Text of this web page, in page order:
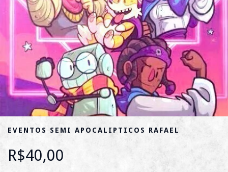
EVENTOS SEMI APOCALIPTICOS RAFAEL
R$40,00